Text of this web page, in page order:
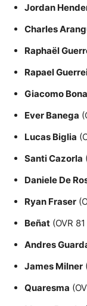
Jordan
Charles
Raphaël
Rapael
Giacomo
Ever Banega
Lucas Biglia
Santi Cazorla
Daniele De
Ryan Fraser
Beñat (OVR
Andres
James Milner
Quaresma